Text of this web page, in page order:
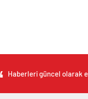
Haberleri güncel olarak